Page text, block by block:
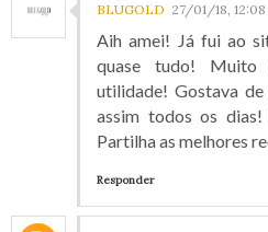
BLUGOLD 27/01/18, 12:08
Aih amei! Já fui ao
quase tudo!
utilidade! Gostava
assim todos os dias!
Partilha as melhores
Responder